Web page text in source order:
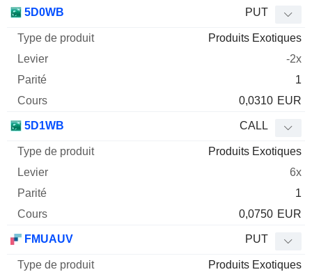
5D0WB PUT
Produits Exotiques
-2x
1
0,0310 EUR
5D1WB CALL
Produits Exotiques
6x
1
0,0750 EUR
FMUAUV PUT
Produits Exotiques